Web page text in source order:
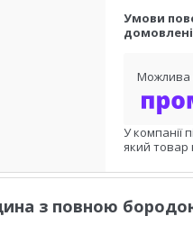
У компанії
який товар
з повною